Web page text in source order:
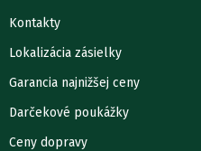
Kontakty
Lokalizácia zásielky
Garancia najnižšej ceny
Darčekové poukážky
Ceny dopravy